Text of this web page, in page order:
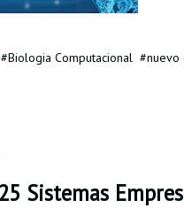
Biologia Computacional nuevo
Sistemas